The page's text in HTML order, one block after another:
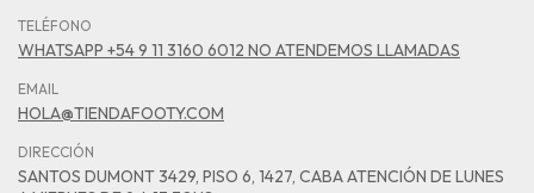
TELÉFONO
WHATSAPP +54 9 11 3160 6012 NO ATENDEMOS LLAMADAS
EMAIL
HOLA@TIENDAFOOTY.COM
DIRECCIÓN
SANTOS DUMONT 3429, PISO 6, 1427, CABA ATENCIÓN DE LUNES